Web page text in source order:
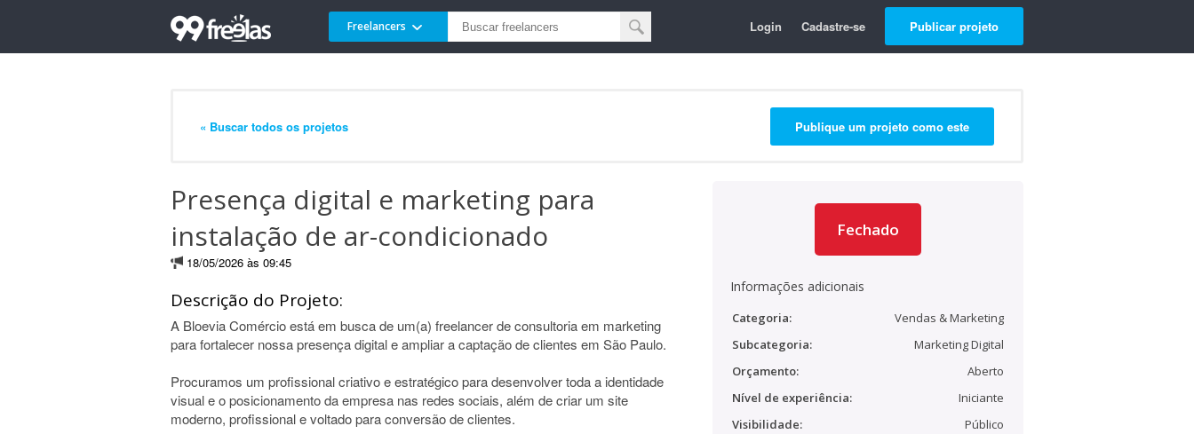
Freelancers Login Cadastre-se Publicar projeto
« Buscar todos os projetos Publique um projeto como este
Presença digital e marketing para
instalação de ar-condicionado
18/05/2026 às 09:45
Descrição do Projeto:
A Bloevia Comércio está em busca de um(a) freelancer de consultoria em marketing
para fortalecer nossa presença digital e ampliar a captação de clientes em São Paulo.
Procuramos um profissional criativo e estratégico para desenvolver toda a identidade
visual e o posicionamento da empresa nas redes sociais, além de criar um site
moderno, profissional e voltado para conversão de clientes.
Fechado
Informações adicionais
Categoria:
Vendas & Marketing
Subcategoria:
Marketing Digital
Orçamento:
Aberto
Nível de experiência:
Iniciante
Visibilidade:
Público